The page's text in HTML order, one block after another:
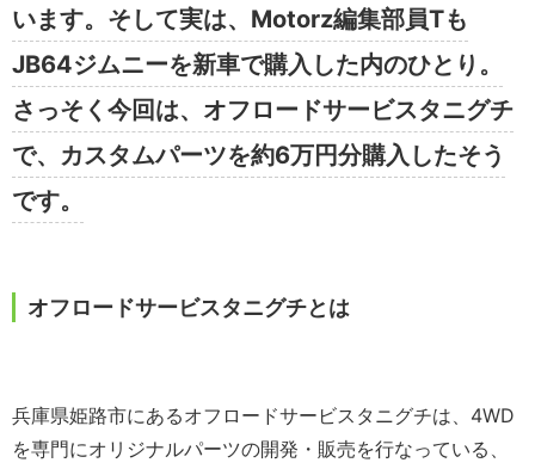
います。そして実は、Motorz編集部員Tも
JB64ジムニーを新車で購入した内のひとり。
さっそく今回は、オフロードサービスタニグチ
で、カスタムパーツを約6万円分購入したそう
です。
オフロードサービスタニグチとは
兵庫県姫路市にあるオフロードサービスタニグチは、4WD
を専門にオリジナルパーツの開発・販売を行なっている、